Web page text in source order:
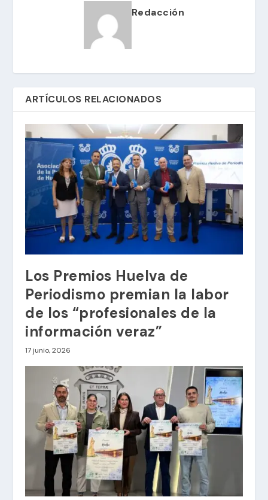
Redacción
ARTÍCULOS RELACIONADOS
Los Premios Huelva de
Periodismo premian la labor
de los “profesionales de la
información veraz”
17 junio, 2026